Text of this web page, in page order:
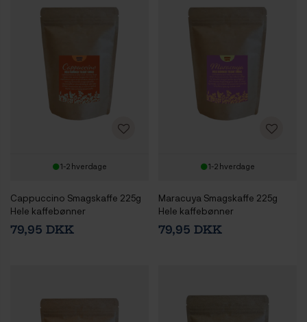
1-2 hverdage
Cappuccino Smagskaffe 225g
Hele kaffebønner
79,95 DKK
1-2 hverdage
Maracuya Smagskaffe 225g
Hele kaffebønner
79,95 DKK